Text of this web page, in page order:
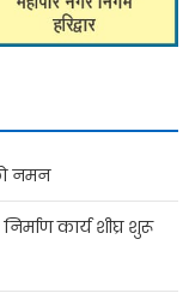
नमन
कार्य शीघ्र शुरू